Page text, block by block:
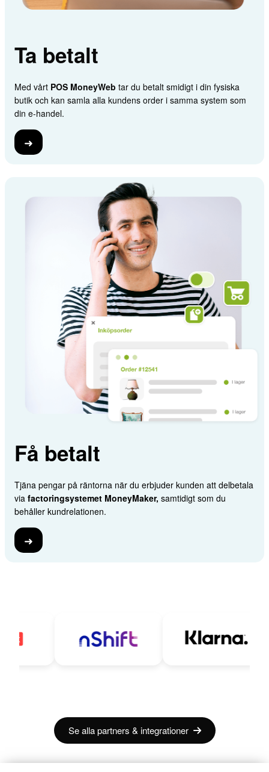
Ta betalt
Med vårt POS MoneyWeb tar du betalt smidigt i din fysiska
butik och kan samla alla kundens order i samma system som
din e-handel.
➜
Få betalt
Tjäna pengar på räntorna när du erbjuder kunden att delbetala
via factoringsystemet MoneyMaker, samtidigt som du
behåller kundrelationen.
➜
Se alla partners & integrationer